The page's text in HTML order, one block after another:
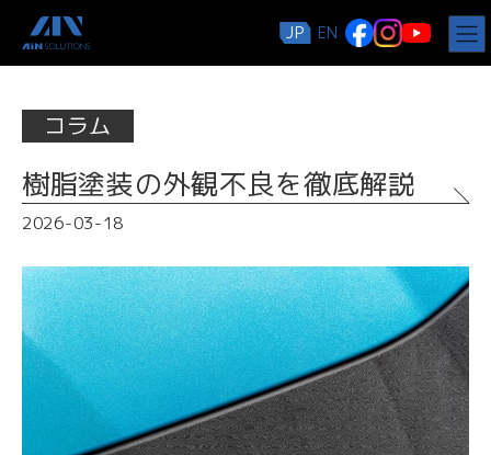
JP EN
コラム
樹脂塗装の外観不良を徹底解説
2026-03-18